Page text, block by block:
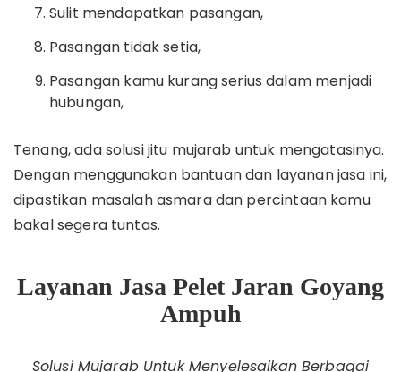
Sulit mendapatkan pasangan,
Pasangan tidak setia,
Pasangan kamu kurang serius dalam menjadi
hubungan,
Tenang, ada solusi jitu mujarab untuk mengatasinya.
Dengan menggunakan bantuan dan layanan jasa ini,
dipastikan masalah asmara dan percintaan kamu
bakal segera tuntas.
Layanan Jasa Pelet Jaran Goyang
Ampuh
Solusi Mujarab Untuk Menyelesaikan Berbagai